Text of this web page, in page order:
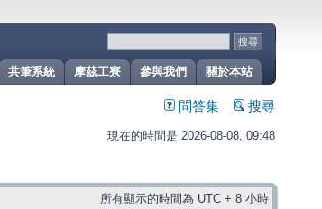
關於本站
參與我們
摩茲工寮
共筆系統
問答集 搜尋
現在的時間是 2026-08-08, 09:48
所有顯示的時間為 UTC + 8 小時